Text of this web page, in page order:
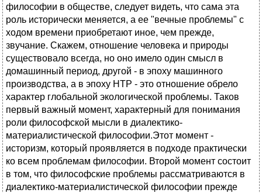
философии в обществе, следует видеть, что сама эта
роль исторически меняется, а ее "вечные проблемы" с
ходом времени приобретают иное, чем прежде,
звучание. Скажем, отношение человека и природы
существовало всегда, но оно имело один смысл в
домашинный период, другой - в эпоху машинного
производства, а в эпоху НТР - это отношение обрело
характер глобальной экологической проблемы. Таков
первый важный момент, характерный для понимания
роли философской мысли в диалектико-
материалистической философии.Этот момент -
историзм, который проявляется в подходе практически
ко всем проблемам философии. Второй момент состоит
в том, что философские проблемы рассматриваются в
диалектико-материалистической философии прежде